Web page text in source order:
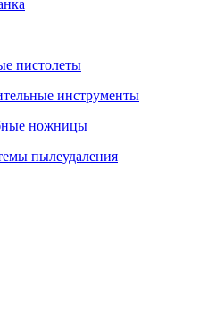
пистолеты
инструменты
ножницы
пылеудаления